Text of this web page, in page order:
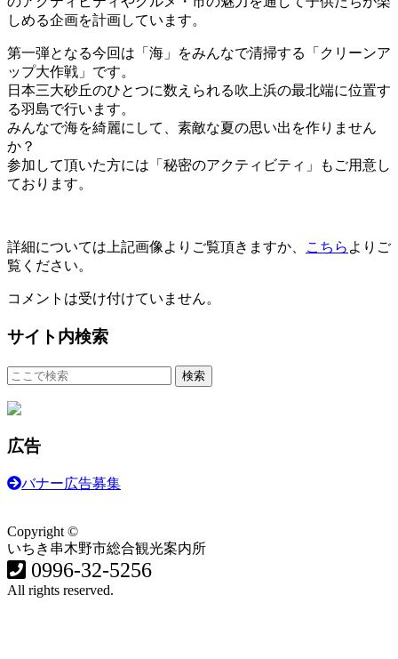
しめる企画を計画しています。
第一弾となる今回は「海」をみんなで清掃する「クリーンア
ップ大作戦」です。
日本三大砂丘のひとつに数えられる吹上浜の最北端に位置す
る羽島で行います。
みんなで海を綺麗にして、素敵な夏の思い出を作りません
か？
参加して頂いた方には「秘密のアクティビティ」もご用意し
ております。
詳細については上記画像よりご覧頂きますか、 こちら よりご
覧ください。
コメントは受け付けていません。
サイト内検索
広告
バナー広告募集
Copyright ©
いちき串木野市総合観光案内所
0996-32-5256
All rights reserved.